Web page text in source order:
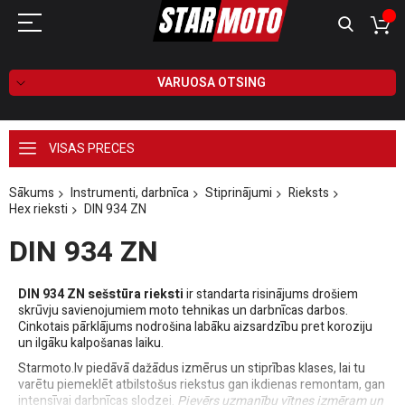
VARUOSA OTSING
VISAS PRECES
Sākums Instrumenti, darbnīca Stiprinājumi
Rieksts
Hex rieksti
DIN 934 ZN
DIN 934 ZN
DIN 934 ZN sešstūra riekstiir standarta risinājums drošiem
skrūvju savienojumiem moto tehnikas un darbnīcas darbos.
Cinkotais pārklājums nodrošina labāku aizsardzību pret koroziju
un ilgāku kalpošanas laiku.
Starmoto.lv piedāvā dažādus izmērus un stiprības klases, lai tu
varētu piemeklēt atbilstošus riekstus gan ikdienas remontam, gan
intensīvai darbnīcas slodzei. Pievērs uzmanību vītnes izmēram un